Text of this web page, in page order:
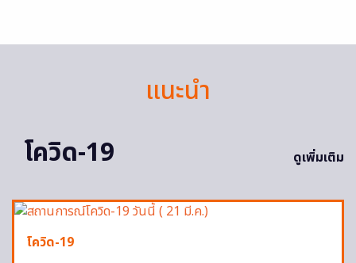
แนะนำ
โควิด-19
ดูเพิ่มเติม
โควิด-19